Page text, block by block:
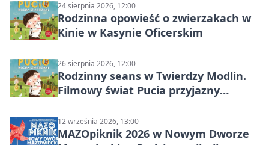
24 sierpnia 2026, 12:00
Rodzinna opowieść o zwierzakach w
Kinie w Kasynie Oficerskim
26 sierpnia 2026, 12:00
Rodzinny seans w Twierdzy Modlin.
Filmowy świat Pucia przyjazny
12 września 2026, 13:00
MAZOpiknik 2026 w Nowym Dworze